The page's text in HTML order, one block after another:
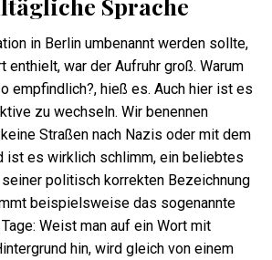
Sprache
in Berlin umbenannt werden sollte,
war der Aufruhr groß. Warum
empfindlich?, hieß es. Auch hier ist es
zu wechseln. Wir benennen
Straßen nach Nazis oder mit dem
ist es wirklich schlimm, ein beliebtes
politisch korrekten Bezeichnung
beispielsweise das sogenannte
Tage: Weist man auf ein Wort mit
hin, wird gleich von einem